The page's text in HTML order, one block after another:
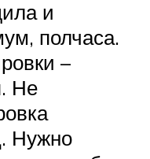
и
полчаса.
–
Не
Нужно